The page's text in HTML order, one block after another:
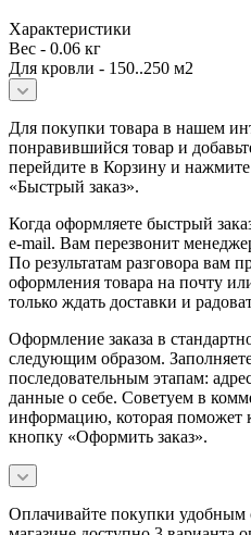
Характеристики
Вес - 0.06 кг
Для кровли - 150..250 м2
Для покупки товара в нашем
понравившийся товар и
перейдите в Корзину и
«Быстрый заказ».
Когда оформляете быстрый
e-mail. Вам перезвонит
По результатам разговора вам
оформления товара на почту
только ждать доставки и
Оформление заказа в
следующим образом.
последовательным этапам:
данные о себе. Советуем в
информацию, которая поможет
кнопку «Оформить заказ».
Оплачивайте покупки удобным